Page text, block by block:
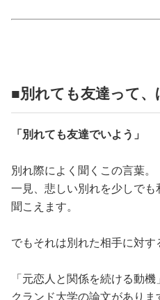
占い
性と愛
ゲーム
■別れても友達って、
「別れても友達でいよう」
別れ際によく聞くこの言葉。
一見、悲しい別れを少しで
聞こえます。
でもそれは別れた相手に対
「元恋人と関係を続ける動
クランド大学の論文がありま